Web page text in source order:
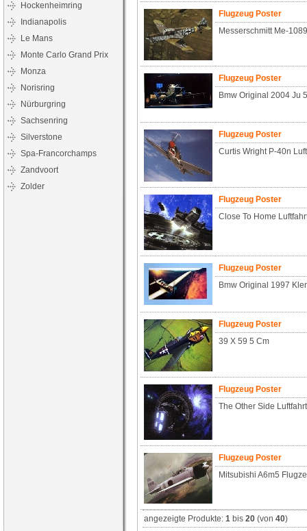
Hockenheimring
Indianapolis
Le Mans
Monte Carlo Grand Prix
Monza
Norisring
Nürburgring
Sachsenring
Silverstone
Spa-Francorchamps
Zandvoort
Zolder
Flugzeug Poster
Messerschmitt Me-
Flugzeug Poster
Bmw Original 2004 Ju
Flugzeug Poster
Curtis Wright P-40n
Flugzeug Poster
Close To Home
Flugzeug Poster
Bmw Original 1997
Flugzeug Poster
39 X 59 5 Cm
Flugzeug Poster
The Other Side
Flugzeug Poster
Mitsubishi A6m5
angezeigte Produkte:1 bis20 (von40)